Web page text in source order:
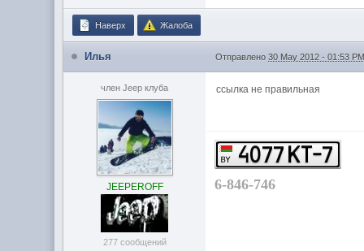
Наверх Жалоба
Илья Отправлено30 May 2012 - 01:53
член Jeep клуба
JEEPEROFF
277 сообщений
ссылка не правильная
6-846-746